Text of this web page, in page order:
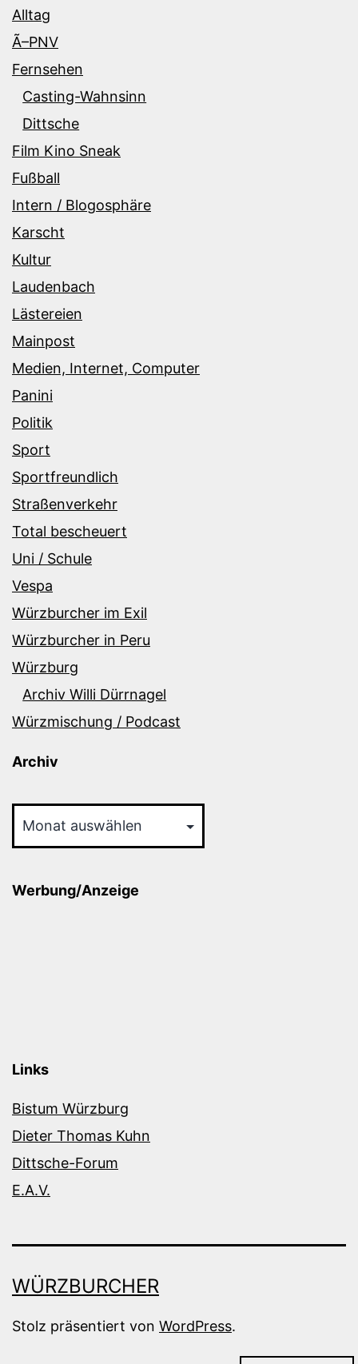
Alltag
Ã–PNV
Fernsehen
Casting-Wahnsinn
Dittsche
Film Kino Sneak
Fußball
Intern / Blogosphäre
Karscht
Kultur
Laudenbach
Lästereien
Mainpost
Medien, Internet, Computer
Panini
Politik
Sport
Sportfreundlich
Straßenverkehr
Total bescheuert
Uni / Schule
Vespa
Würzburcher im Exil
Würzburcher in Peru
Würzburg
Archiv Willi Dürrnagel
Würzmischung / Podcast
Archiv
Werbung/Anzeige
Links
Bistum Würzburg
Dieter Thomas Kuhn
Dittsche-Forum
E.A.V.
WÜRZBURCHER
Stolz präsentiert von WordPress.